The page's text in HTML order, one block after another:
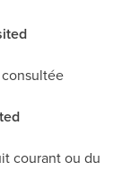
courant ou du